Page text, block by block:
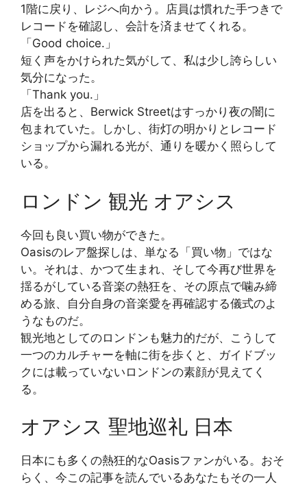
1階に戻り、レジへ向かう。店員は慣れた手つきで
レコードを確認し、会計を済ませてくれる。
「Good choice.」
短く声をかけられた気がして、私は少し誇らしい
気分になった。
「Thank you.」
店を出ると、Berwick Streetはすっかり夜の闇に
包まれていた。しかし、街灯の明かりとレコード
ショップから漏れる光が、通りを暖かく照らして
いる。
ロンドン 観光 オアシス
今回も良い買い物ができた。
Oasisのレア盤探しは、単なる「買い物」ではな
い。それは、かつて生まれ、そして今再び世界を
揺るがしている音楽の熱狂を、その原点で噛み締
める旅、自分自身の音楽愛を再確認する儀式のよ
うなものだ。
観光地としてのロンドンも魅力的だが、こうして
一つのカルチャーを軸に街を歩くと、ガイドブッ
クには載っていないロンドンの素顔が見えてく
る。
オアシス 聖地巡礼 日本
日本にも多くの熱狂的なOasisファンがいる。おそ
らく、今この記事を読んでいるあなたもその一人